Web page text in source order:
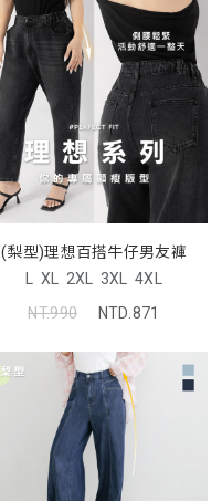
(梨型)理想百搭牛仔男友褲
L XL 2XL 3XL 4XL
NT.990
NTD.871